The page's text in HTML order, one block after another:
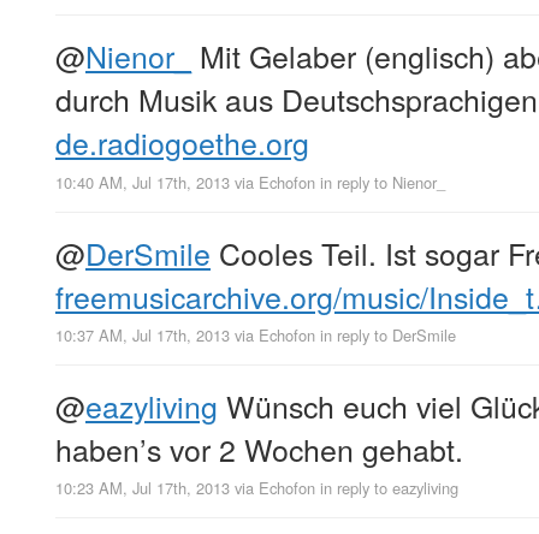
@Nienor_
Mit Gelaber (englisch)
durch Musik aus
de.radiogoethe.org
10:40 AM, Jul 17th, 2013 via Echofon in reply to Nienor_
@DerSmile Cooles Teil. Ist sogar
freemusicarchive.org/music/
10:37 AM, Jul 17th, 2013 via Echofon in reply to DerSmile
@eazyliving Wünsch euch viel
haben’s vor 2 Wochen gehabt.
10:23 AM, Jul 17th, 2013 via Echofon in reply to eazyliving